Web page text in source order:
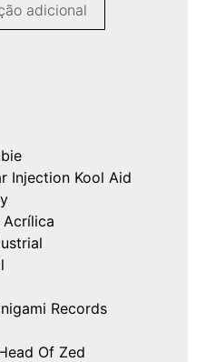
adicional
Injection Kool Aid
Acrílica
Records
Of Zed